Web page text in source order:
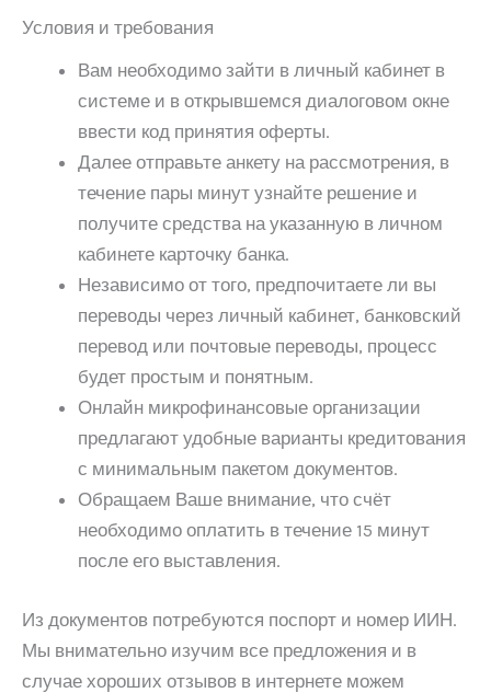
Условия и требования
Вам необходимо зайти в личный кабинет в
системе и в открывшемся диалоговом окне
ввести код принятия оферты.
Далее отправьте анкету на рассмотрения, в
течение пары минут узнайте решение и
получите средства на указанную в личном
кабинете карточку банка.
Независимо от того, предпочитаете ли вы
переводы через личный кабинет, банковский
перевод или почтовые переводы, процесс
будет простым и понятным.
Онлайн микрофинансовые организации
предлагают удобные варианты кредитования
с минимальным пакетом документов.
Обращаем Ваше внимание, что счёт
необходимо оплатить в течение 15 минут
после его выставления.
Из документов потребуются поспорт и номер ИИН.
Мы внимательно изучим все предложения и в
случае хороших отзывов в интернете можем